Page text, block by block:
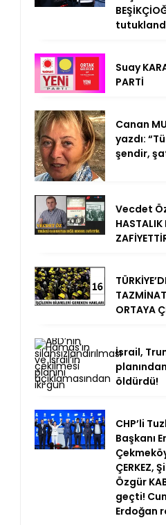
Suay
PARTİ
Canan
yazdı:
şendir,
Vecdet
HASTALIK
ORTAYA
İsrail,
öldürdü!
CHP’li
Başkanı
ÇERKEZ,
Özgür
geçti!
Erdoğan